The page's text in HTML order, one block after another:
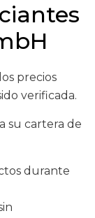
precios
verificada.
su cartera de
durante